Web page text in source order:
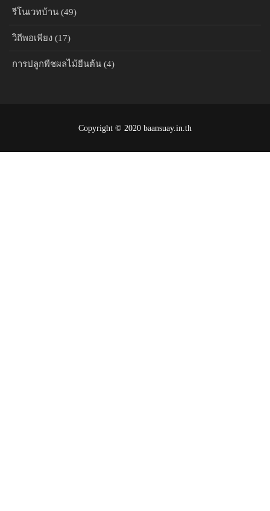
รีโนเวทบ้าน (49)
วิถีพอเพียง (17)
การปลูกพืชผลไม้ยืนต้น (4)
Copyright © 2020 baansuay.in.th